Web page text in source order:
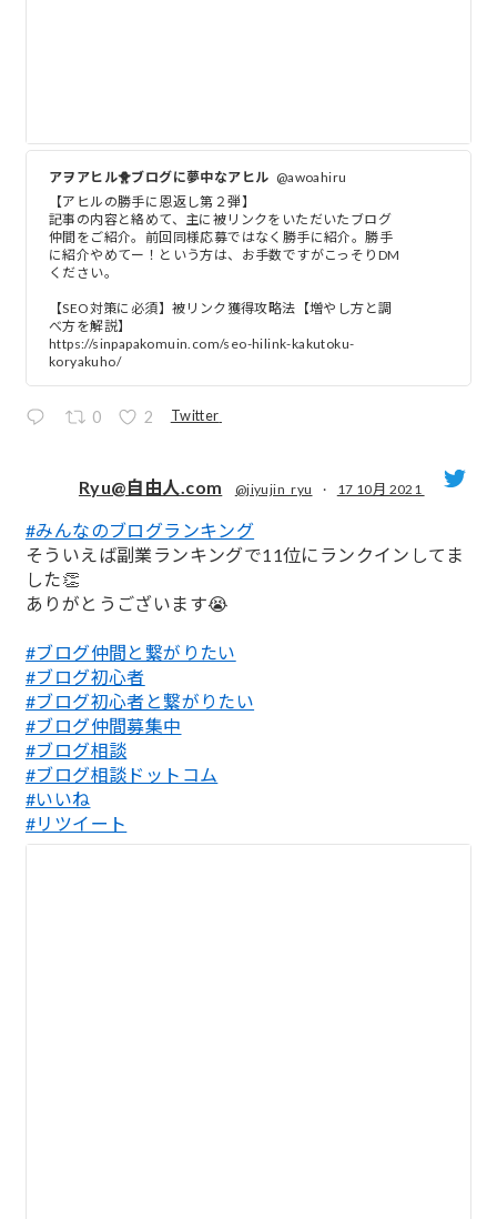
アヲアヒル🐥ブログに夢中なアヒル @awoahiru
【アヒルの勝手に恩返し第２弾】
記事の内容と絡めて、主に被リンクをいただいたブログ
仲間をご紹介。前回同様応募ではなく勝手に紹介。勝手
に紹介やめてー！という方は、お手数ですがこっそりDM
ください。
【SEO対策に必須】被リンク獲得攻略法【増やし方と調
べ方を解説】
https://sinpapakomuin.com/seo-hilink-kakutoku-
koryakuho/
0 2 Twitter
;
Ryu@自由人.com @jiyujin_ryu · 17 10月 2021
#みんなのブログランキング
そういえば副業ランキングで11位にランクインしてま
した👏
ありがとうございます😭
#ブログ仲間と繋がりたい
#ブログ初心者
#ブログ初心者と繋がりたい
#ブログ仲間募集中
#ブログ相談
#ブログ相談ドットコム
#いいね
#リツイート